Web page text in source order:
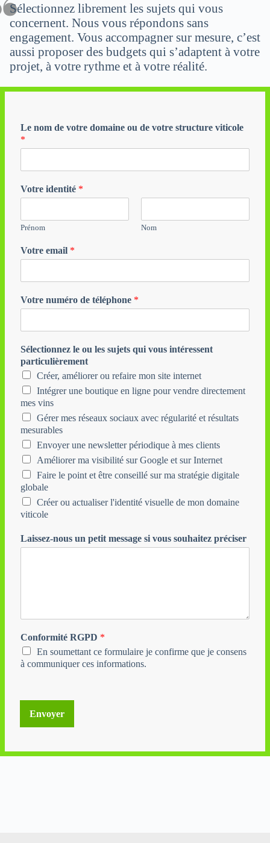
Sélectionnez librement les sujets qui vous
concernent. Nous vous répondons sans
engagement. Vous accompagner sur mesure, c’est
aussi proposer des budgets qui s’adaptent à votre
projet, à votre rythme et à votre réalité.
Le nom de votre domaine ou de votre structure viticole
*
Votre identité *
Prénom Nom
Votre email *
Votre numéro de téléphone *
Sélectionnez le ou les sujets qui vous intéressent
particulièrement
Créer, améliorer ou refaire mon site internet
Intégrer une boutique en ligne pour vendre directement
mes vins
Gérer mes réseaux sociaux avec régularité et résultats
mesurables
Envoyer une newsletter périodique à mes clients
Améliorer ma visibilité sur Google et sur Internet
Faire le point et être conseillé sur ma stratégie digitale
globale
Créer ou actualiser l'identité visuelle de mon domaine
viticole
Laissez-nous un petit message si vous souhaitez préciser
Conformité RGPD *
En soumettant ce formulaire je confirme que je consens
à communiquer ces informations.
Envoyer